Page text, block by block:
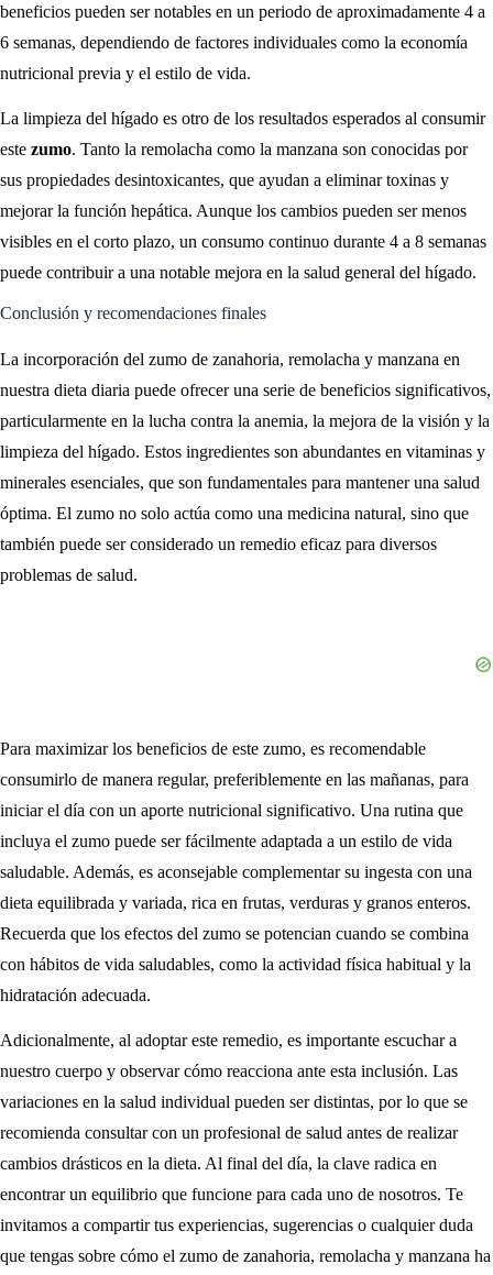
beneficios pueden ser notables en un periodo de aproximadamente 4 a
6 semanas, dependiendo de factores individuales como la economía
nutricional previa y el estilo de vida.
La limpieza del hígado es otro de los resultados esperados al consumir
este zumo. Tanto la remolacha como la manzana son conocidas por
sus propiedades desintoxicantes, que ayudan a eliminar toxinas y
mejorar la función hepática. Aunque los cambios pueden ser menos
visibles en el corto plazo, un consumo continuo durante 4 a 8 semanas
puede contribuir a una notable mejora en la salud general del hígado.
Conclusión y recomendaciones finales
La incorporación del zumo de zanahoria, remolacha y manzana en
nuestra dieta diaria puede ofrecer una serie de beneficios significativos,
particularmente en la lucha contra la anemia, la mejora de la visión y la
limpieza del hígado. Estos ingredientes son abundantes en vitaminas y
minerales esenciales, que son fundamentales para mantener una salud
óptima. El zumo no solo actúa como una medicina natural, sino que
también puede ser considerado un remedio eficaz para diversos
problemas de salud.
Para maximizar los beneficios de este zumo, es recomendable
consumirlo de manera regular, preferiblemente en las mañanas, para
iniciar el día con un aporte nutricional significativo. Una rutina que
incluya el zumo puede ser fácilmente adaptada a un estilo de vida
saludable. Además, es aconsejable complementar su ingesta con una
dieta equilibrada y variada, rica en frutas, verduras y granos enteros.
Recuerda que los efectos del zumo se potencian cuando se combina
con hábitos de vida saludables, como la actividad física habitual y la
hidratación adecuada.
Adicionalmente, al adoptar este remedio, es importante escuchar a
nuestro cuerpo y observar cómo reacciona ante esta inclusión. Las
variaciones en la salud individual pueden ser distintas, por lo que se
recomienda consultar con un profesional de salud antes de realizar
cambios drásticos en la dieta. Al final del día, la clave radica en
encontrar un equilibrio que funcione para cada uno de nosotros. Te
invitamos a compartir tus experiencias, sugerencias o cualquier duda
que tengas sobre cómo el zumo de zanahoria, remolacha y manzana ha